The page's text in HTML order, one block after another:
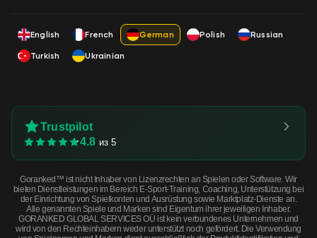
English French German Polish
Russian
Turkish
Ukrainian
Trustpilot
4.8 из 5
Goranked™ ist nicht Inhaber von Lizenzrechten an Spielen oder Software. Wir
bieten Dienstleistungen im Bereich E-Sport-Training, Coaching, Unterstützung bei
der Einrichtung von Spielkonten und Ausrüstung sowie Marktplatz-Dienste an.
Alle genannten Spiele und Marken sind Eigentum ihrer jeweiligen Inhaber.
GORANKED GLOBAL SERVICES OÜ ist kein verbundenes Unternehmen und
wird von den Rechteinhabern weder unterstützt noch gefördert. Die Verwendung